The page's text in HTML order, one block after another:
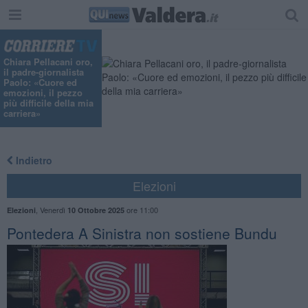
Chiara Pellacani oro,
il padre-giornalista
Paolo: «Cuore ed
emozioni, il pezzo
più difficile della mia
carriera»
Indietro
Elezioni
Elezioni Venerdì 10 Ottobre 2025ore 11:00
Pontedera A Sinistra non sostiene Bundu